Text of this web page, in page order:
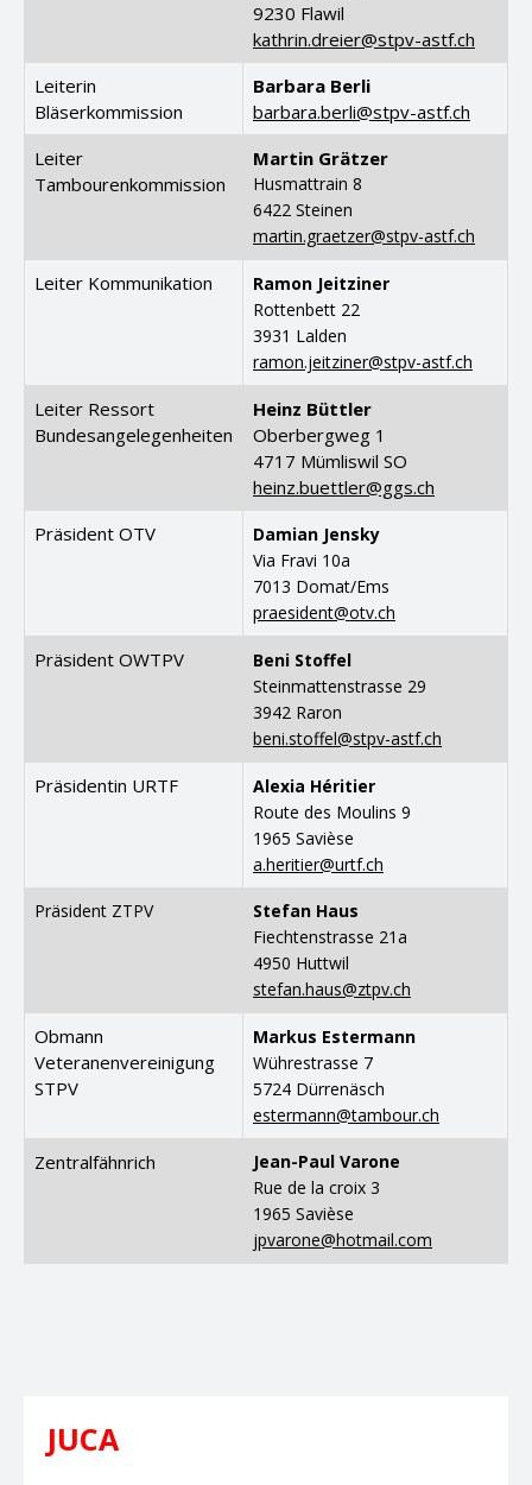
9230 Flawil
kathrin.dreier@stpv-astf.ch
Leiterin
Bläserkommission
Barbara Berli
barbara.berli@stpv-astf.ch
Leiter
Tambourenkommission
Martin Grätzer
Husmattrain 8
6422 Steinen
martin.graetzer@stpv-astf.ch
Leiter Kommunikation
Ramon Jeitziner
Rottenbett 22
3931 Lalden
ramon.jeitziner@stpv-astf.ch
Leiter Ressort
Bundesangelegenheiten
Heinz Büttler
Oberbergweg 1
4717 Mümliswil SO
heinz.buettler@ggs.ch
Präsident OTV
Damian Jensky
Via Fravi 10a
7013 Domat/Ems
praesident@otv.ch
Präsident OWTPV
Beni Stoffel
Steinmattenstrasse 29
3942 Raron
beni.stoffel@stpv-astf.ch
Präsidentin URTF
Alexia Héritier
Route des Moulins 9
1965 Savièse
a.heritier@urtf.ch
Präsident ZTPV
Stefan Haus
Fiechtenstrasse 21a
4950 Huttwil
stefan.haus@ztpv.ch
Obmann
Veteranenvereinigung
STPV
Markus Estermann
Wührestrasse 7
5724 Dürrenäsch
estermann@tambour.ch
Zentralfähnrich
Jean-Paul Varone
Rue de la croix 3
1965 Savièse
jpvarone@hotmail.com
JUCA